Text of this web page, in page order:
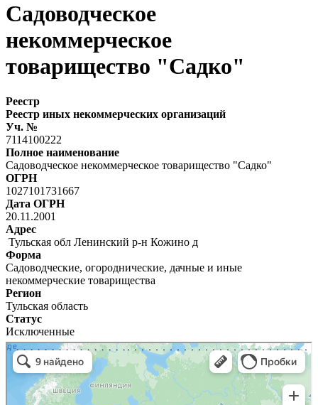
Садоводческое
некоммерческое
товарищество "Садко"
Реестр
Реестр иных некоммерческих организаций
Уч. №
7114100222
Полное наименование
Садоводческое некоммерческое товарищество "Садко"
ОГРН
1027101731667
Дата ОГРН
20.11.2001
Адрес
Тульская обл Ленинский р-н Кожино д
Форма
Садоводческие, огороднические, дачные и иные
некоммерческие товарищества
Регион
Тульская область
Статус
Исключенные